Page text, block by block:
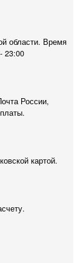
области. Время
23:00
России,
картой.